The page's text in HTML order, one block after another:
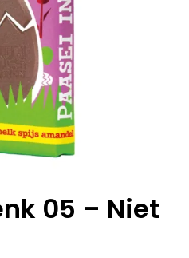
05 – Niet